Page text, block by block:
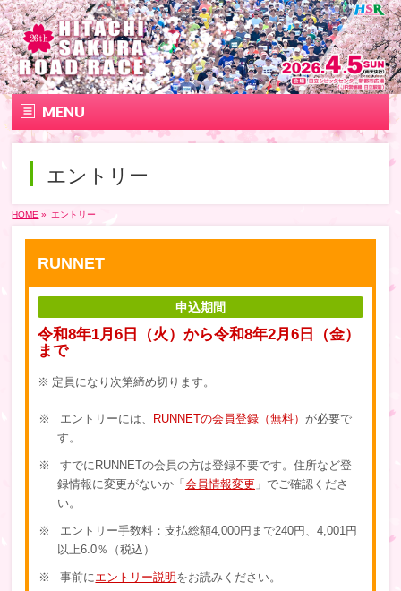
MENU
コース&アクセス
Q&A | お問い合わせ
エントリー
HOME » エントリー
RUNNET
申込期間
令和8年1月6日（火）から令和8年2月6日（金）
まで
定員になり次第締め切ります。
エントリーには、 RUNNETの会員登録（無料） が必要で
す。
すでにRUNNETの会員の方は登録不要です。住所など登
録情報に変更がないか「会員情報変更 」でご確認くださ
い。
エントリー手数料：支払総額4,000円まで240円、4,001円
以上6.0％（税込）
事前にエントリー説明 をお読みください。